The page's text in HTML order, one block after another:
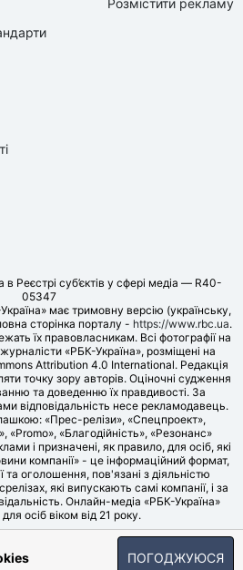
в Реєстрі суб’єктів у сфері медіа — R40-
05347
має тримовну версію (українську,
сторінка порталу - https://www.rbc.ua.
їх правовласникам. Всі фотографії на
«РБК-Україна», розміщені на
Attribution 4.0 International. Редакція
точку зору авторів. Оціночні судження
та доведенню їх правдивості. За
відповідальність несе рекламодавець.
«Прес-релізи», «Спецпроект»,
«Promo», «Благодійність», «Резонанс»
і призначені, як правило, для осіб, які
компанії» - це інформаційний формат,
та оголошення, пов'язані з діяльністю
які випускають самі компанії, і за
Онлайн-медіа «РБК-Україна»
осіб віком від 21 року.
MEDIA», 2006-2026.
ПОГОДЖУЮСЯ